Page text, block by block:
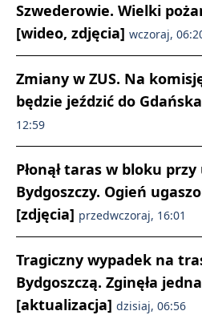
Szwederowie. Wielki
[wideo, zdjęcia] wczoraj,
Zmiany w ZUS. Na
będzie jeździć do
12:59
Płonął taras w bloku
Bydgoszczy. Ogień
[zdjęcia] przedwczoraj, 16:01
Tragiczny wypadek na
Bydgoszczą. Zginęła
[aktualizacja] dzisiaj, 06:56